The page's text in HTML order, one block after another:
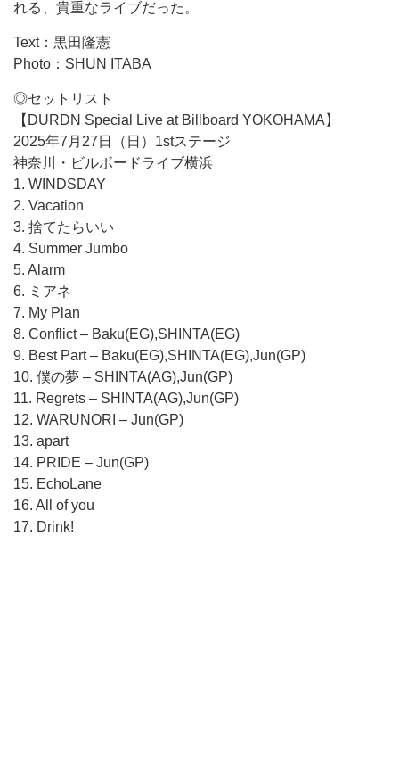
れる、貴重なライブだった。
Text：黒田隆憲
Photo：SHUN ITABA
◎セットリスト
【DURDN Special Live at Billboard YOKOHAMA】
2025年7月27日（日）1stステージ
神奈川・ビルボードライブ横浜
1. WINDSDAY
2. Vacation
3. 捨てたらいい
4. Summer Jumbo
5. Alarm
6. ミアネ
7. My Plan
8. Conflict – Baku(EG),SHINTA(EG)
9. Best Part – Baku(EG),SHINTA(EG),Jun(GP)
10. 僕の夢 – SHINTA(AG),Jun(GP)
11. Regrets – SHINTA(AG),Jun(GP)
12. WARUNORI – Jun(GP)
13. apart
14. PRIDE – Jun(GP)
15. EchoLane
16. All of you
17. Drink!